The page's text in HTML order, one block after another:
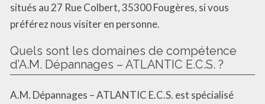
situés au 27 Rue Colbert, 35300 Fougères, si vous
préférez nous visiter en personne.
Quels sont les domaines de compétence
d’A.M. Dépannages – ATLANTIC E.C.S. ?
A.M. Dépannages – ATLANTIC E.C.S. est spécialisé